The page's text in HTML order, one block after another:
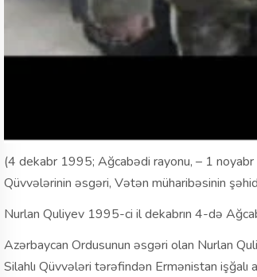
(4 dekabr 1995; Ağcabədi rayonu, – 1
Qüvvələrinin əsgəri, Vətən müharibəsinin
Nurlan Quliyev 1995-ci il dekabrın 4-də
Azərbaycan Ordusunun əsgəri olan Nurlan
Silahlı Qüvvələri tərəfindən Ermənistan işğalı